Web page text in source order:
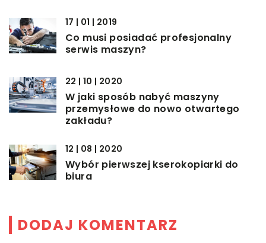
17 | 01 | 2019
Co musi posiadać profesjonalny
serwis maszyn?
22 | 10 | 2020
W jaki sposób nabyć maszyny
przemysłowe do nowo otwartego
zakładu?
12 | 08 | 2020
Wybór pierwszej kserokopiarki do
biura
DODAJ KOMENTARZ